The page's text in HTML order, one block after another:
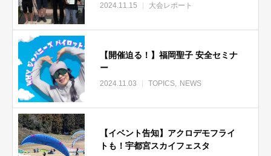
2024.11.15 大会レポート
【開催迫る！】福岡聖子 安全セミナ
ー
2024.11.03 TOPICS NEWS
【イベント告知】アクロデモフライ
トも！宇都宮スカイフェスタ